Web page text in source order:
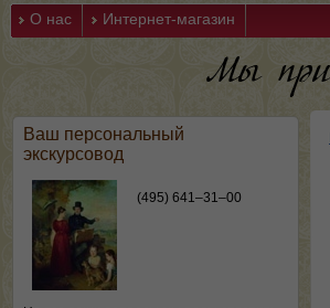
О нас Интернет-магазин
Ваш персональный
экскурсовод
(495) 641–31–00